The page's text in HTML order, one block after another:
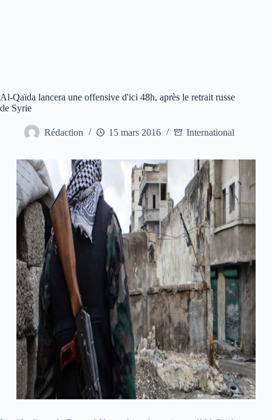
Al-Qaïda lancera une offensive d'ici 48h, après le retrait russe
de Syrie
Rédaction 15 mars 2016 International